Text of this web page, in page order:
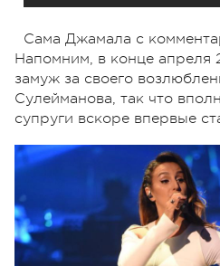
Сама Джамала с
Напомним, в конце апреля
замуж за своего
Сулейманова, так что
супруги вскоре впервые